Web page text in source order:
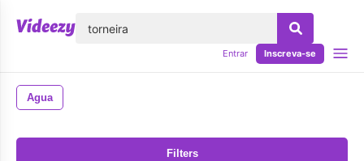
Entrar Inscreva-se
Agua
Filters